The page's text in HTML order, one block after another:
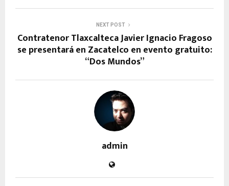
NEXT POST
Contratenor Tlaxcalteca Javier Ignacio Fragoso
se presentará en Zacatelco en evento gratuito:
“Dos Mundos”
admin